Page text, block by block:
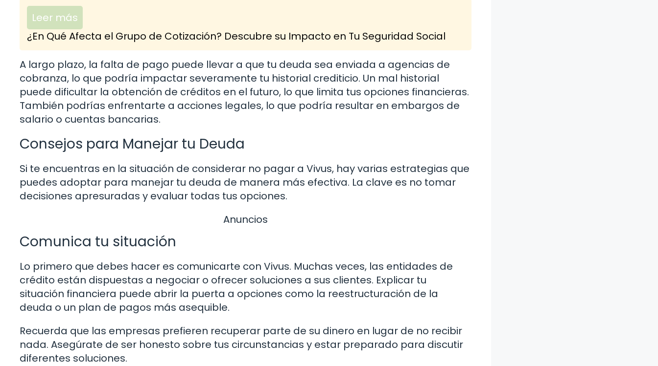
Leer más
¿En Qué Afecta el Grupo de Cotización? Descubre su Impacto en Tu Seguridad Social
A largo plazo, la falta de pago puede llevar a que tu deuda sea enviada a agencias de
cobranza, lo que podría impactar severamente tu historial crediticio. Un mal historial
puede dificultar la obtención de créditos en el futuro, lo que limita tus opciones financieras.
También podrías enfrentarte a acciones legales, lo que podría resultar en embargos de
salario o cuentas bancarias.
Consejos para Manejar tu Deuda
Si te encuentras en la situación de considerar no pagar a Vivus, hay varias estrategias que
puedes adoptar para manejar tu deuda de manera más efectiva. La clave es no tomar
decisiones apresuradas y evaluar todas tus opciones.
Anuncios
Comunica tu situación
Lo primero que debes hacer es comunicarte con Vivus. Muchas veces, las entidades de
crédito están dispuestas a negociar o ofrecer soluciones a sus clientes. Explicar tu
situación financiera puede abrir la puerta a opciones como la reestructuración de la
deuda o un plan de pagos más asequible.
Recuerda que las empresas prefieren recuperar parte de su dinero en lugar de no recibir
nada. Asegúrate de ser honesto sobre tus circunstancias y estar preparado para discutir
diferentes soluciones.